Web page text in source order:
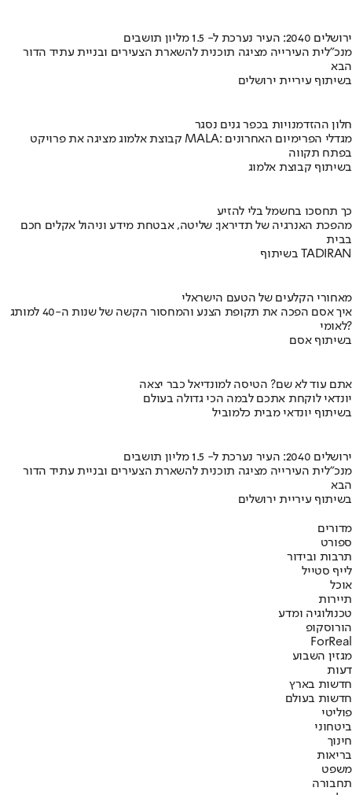
ירושלים 2040: העיר נערכת ל- 1.5 מליון תושבים
מנכ"לית העירייה מציגה תוכנית להשארת הצעירים ובניית עתיד הדור
הבא
בשיתוף עיריית ירושלים
חלון ההזדמנויות בכפר גנים נסגר
קבוצת אלמוג מציגה את פרויקט MALA: מגדלי הפרימיום האחרונים
בפתח תקווה
בשיתוף קבוצת אלמוג
כך תחסכו בחשמל בלי להזיע
מהפכת האנרגיה של תדיראן: שליטה, אבטחת מידע וניהול אקלים חכם
בבית
בשיתוף TADIRAN
מאחורי הקלעים של הטעם הישראלי
איך אסם הפכה את תקופת הצנע והמחסור הקשה של שנות ה-40 למותג
לאומי?
בשיתוף אסם
אתם עוד לא שם? הטיסה למונדיאל כבר יצאה
יונדאי לוקחת אתכם לבמה הכי גדולה בעולם
בשיתוף יונדאי מבית כלמוביל
ירושלים 2040: העיר נערכת ל- 1.5 מליון תושבים
מנכ"לית העירייה מציגה תוכנית להשארת הצעירים ובניית עתיד הדור
הבא
בשיתוף עיריית ירושלים
מדורים
ספורט
תרבות ובידור
לייף סטייל
אוכל
תיירות
טכנולוגיה ומדע
הורוסקופ
ForReal
מגזין השבוע
דעות
חדשות בארץ
חדשות בעולם
פוליטי
ביטחוני
חינוך
בריאות
משפט
תחבורה